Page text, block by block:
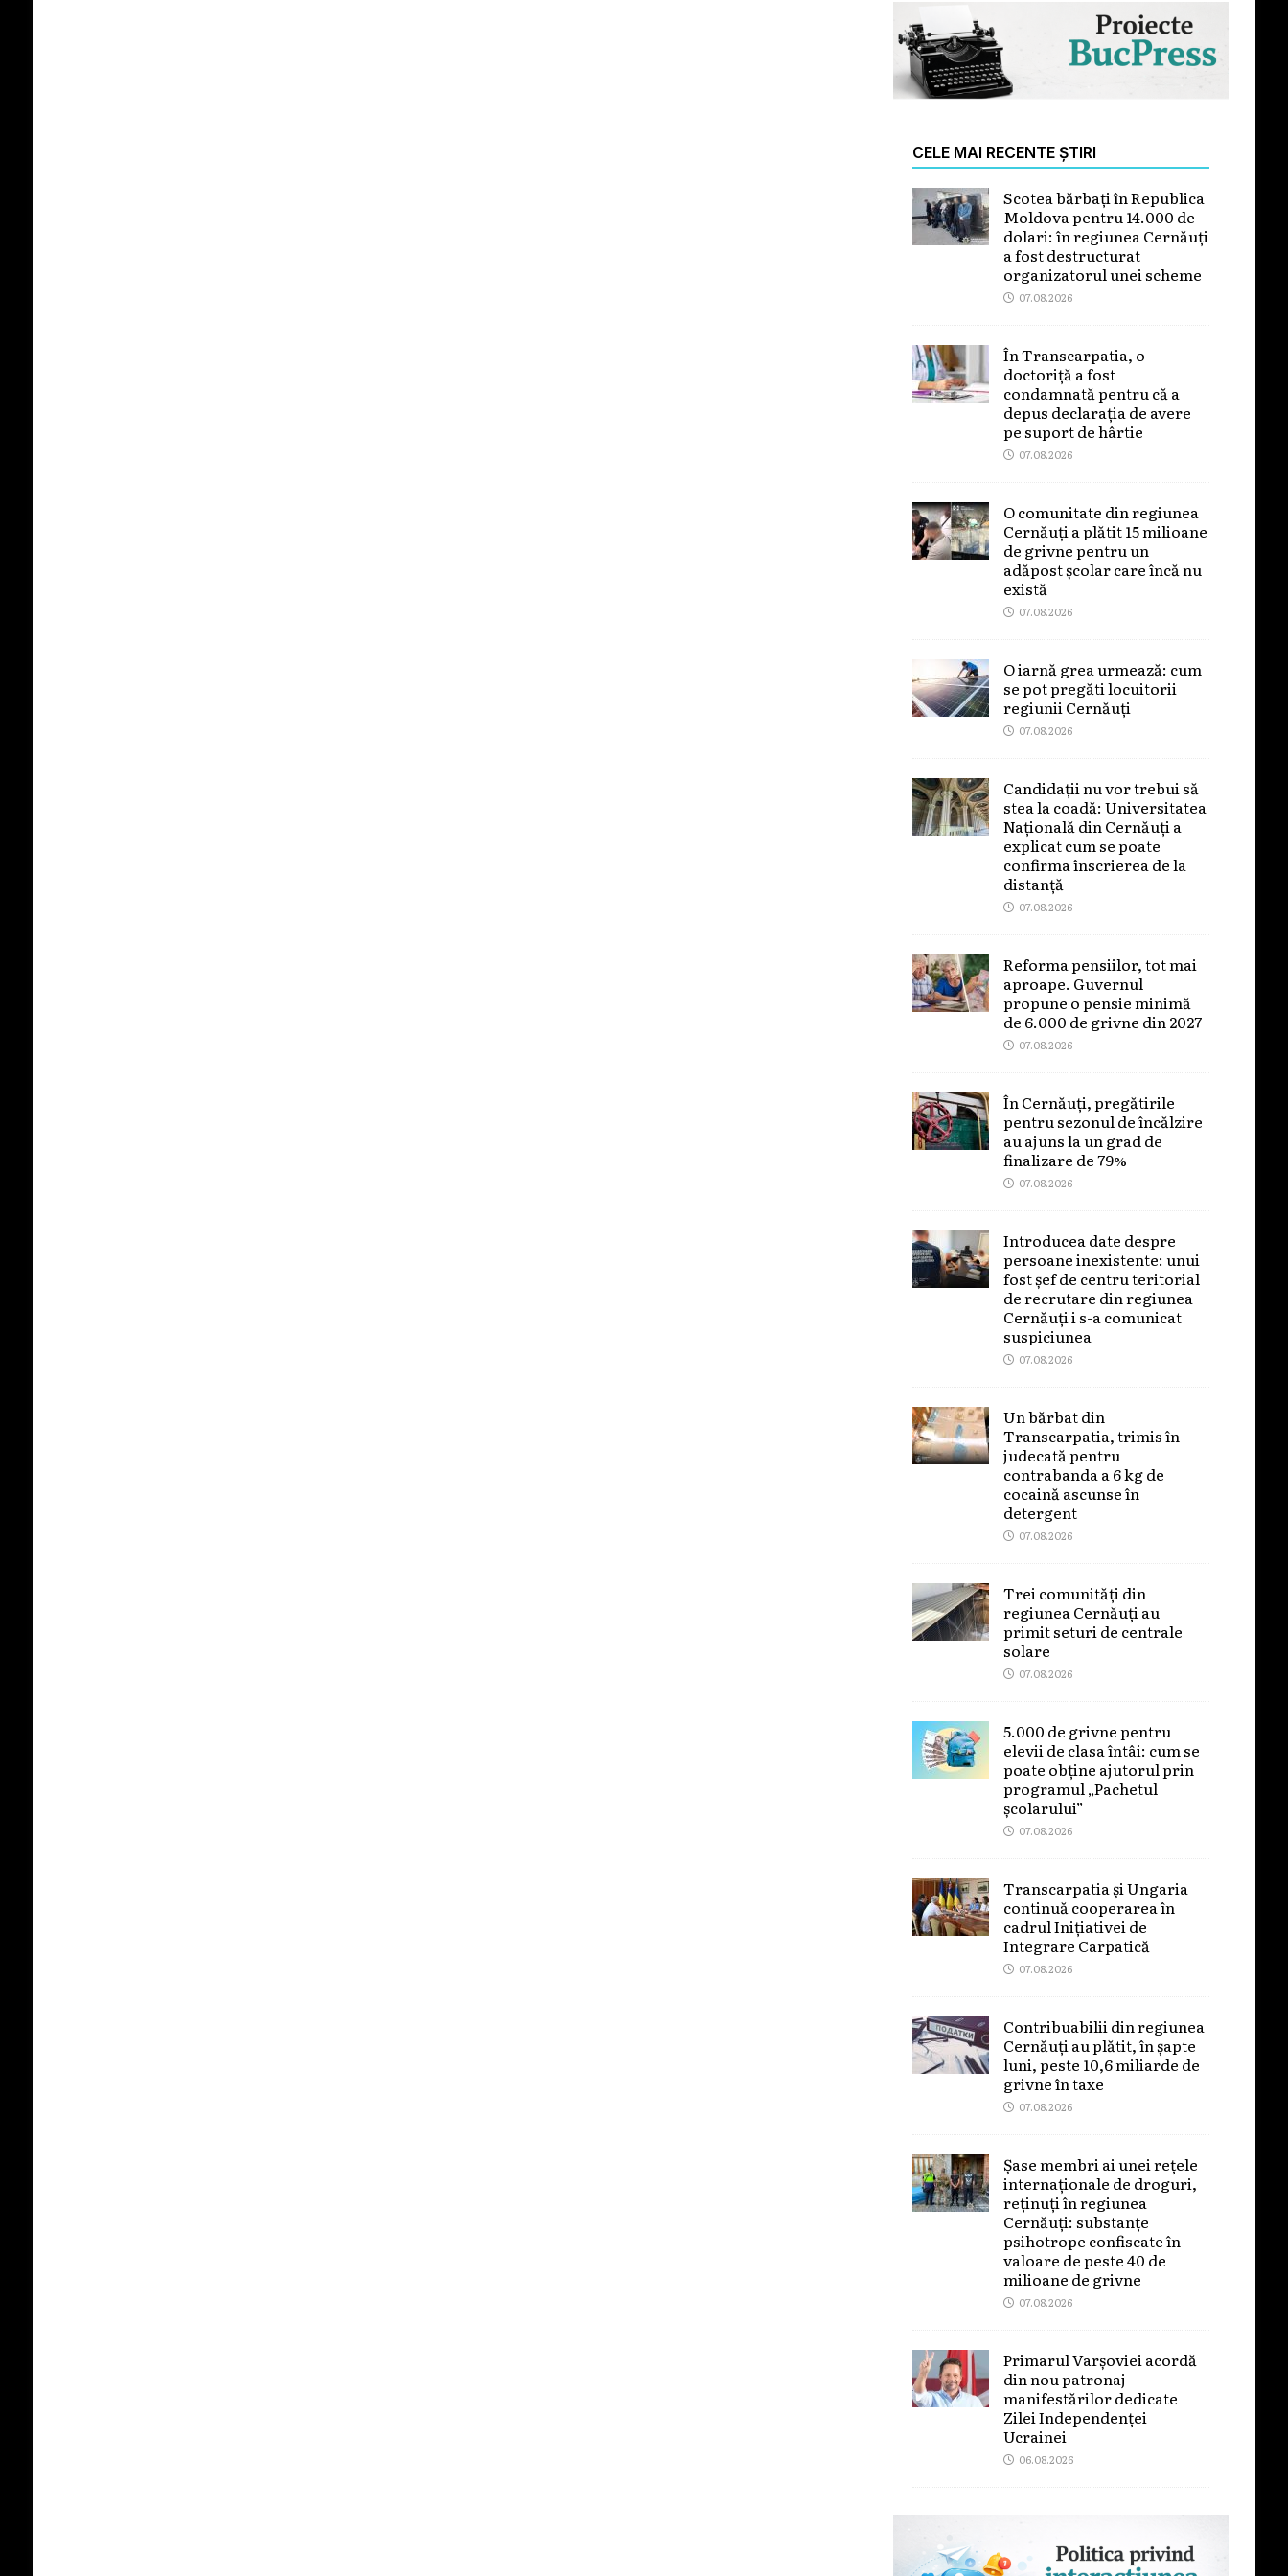
CELE MAI RECENTE ȘTIRI
Scotea bărbați în Republica
Moldova pentru 14.000 de
dolari: în regiunea Cernăuți
a fost destructurat
organizatorul unei scheme
07.08.2026
În Transcarpatia, o
doctoriță a fost
condamnată pentru că a
depus declarația de avere
pe suport de hârtie
07.08.2026
O comunitate din regiunea
Cernăuți a plătit 15 milioane
de grivne pentru un
adăpost școlar care încă nu
există
07.08.2026
O iarnă grea urmează: cum
se pot pregăti locuitorii
regiunii Cernăuți
07.08.2026
Candidații nu vor trebui să
stea la coadă: Universitatea
Națională din Cernăuți a
explicat cum se poate
confirma înscrierea de la
distanță
07.08.2026
Reforma pensiilor, tot mai
aproape. Guvernul
propune o pensie minimă
de 6.000 de grivne din 2027
07.08.2026
În Cernăuți, pregătirile
pentru sezonul de încălzire
au ajuns la un grad de
finalizare de 79%
07.08.2026
Introducea date despre
persoane inexistente: unui
fost șef de centru teritorial
de recrutare din regiunea
Cernăuți i s-a comunicat
suspiciunea
07.08.2026
Un bărbat din
Transcarpatia, trimis în
judecată pentru
contrabanda a 6 kg de
cocaină ascunse în
detergent
07.08.2026
Trei comunități din
regiunea Cernăuți au
primit seturi de centrale
solare
07.08.2026
5.000 de grivne pentru
elevii de clasa întâi: cum se
poate obține ajutorul prin
programul „Pachetul
școlarului”
07.08.2026
Transcarpatia și Ungaria
continuă cooperarea în
cadrul Inițiativei de
Integrare Carpatică
07.08.2026
Contribuabilii din regiunea
Cernăuți au plătit, în șapte
luni, peste 10,6 miliarde de
grivne în taxe
07.08.2026
Șase membri ai unei rețele
internaționale de droguri,
reținuți în regiunea
Cernăuți: substanțe
psihotrope confiscate în
valoare de peste 40 de
milioane de grivne
07.08.2026
Primarul Varșoviei acordă
din nou patronaj
manifestărilor dedicate
Zilei Independenței
Ucrainei
06.08.2026